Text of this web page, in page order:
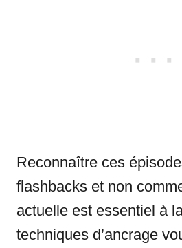
Reconnaître ces
flashbacks et non
actuelle est essentiel à
techniques d’ancrage